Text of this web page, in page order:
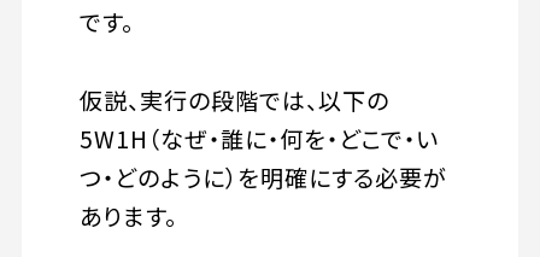
です。
仮説、実行の段階では、以下の
5W1H（なぜ・誰に・何を・どこで・い
つ・どのように）を明確にする必要が
あります。